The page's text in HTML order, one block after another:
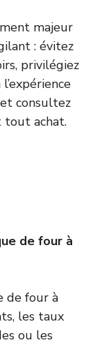
majeur
: évitez
privilégiez
consultez
tout achat.
de four à
de four à
les taux
ou les